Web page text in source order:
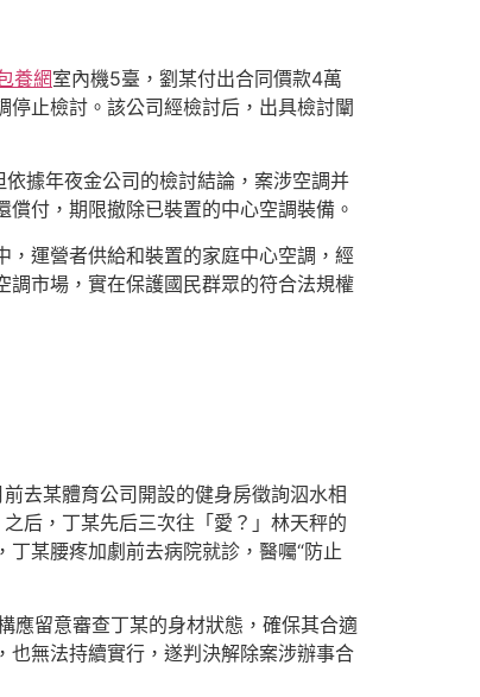
養網室內機5臺，劉某付出合同價款4萬
停止檢討。該公司經檢討后，出具檢討闡
據年夜金公司的檢討結論，案涉空調并
償付，期限撤除已裝置的中心空調裝備。
，運營者供給和裝置的家庭中心空調，經
調市場，實在保護國民群眾的符合法規權
去某體育公司開設的健身房徵詢泅水相
后，丁某先后三次往「愛？」林天秤的
某腰疼加劇前去病院就診，醫囑“防止
應留意審查丁某的身材狀態，確保其合適
無法持續實行，遂判決解除案涉辦事合